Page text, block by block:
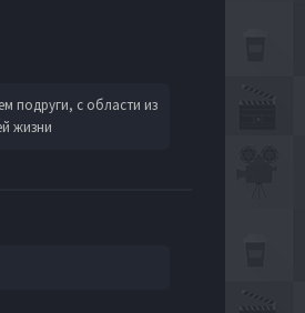
подруги, с области из
жизни